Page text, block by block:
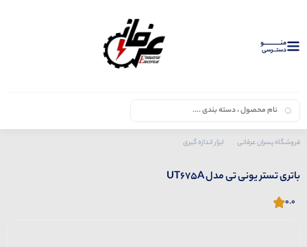
منــــــــــــو
دستــرسی
فروشگاه پسران عرفانی ابزار اندازه گیری
باتری تستر یونی تی مدل UT675A
0.0